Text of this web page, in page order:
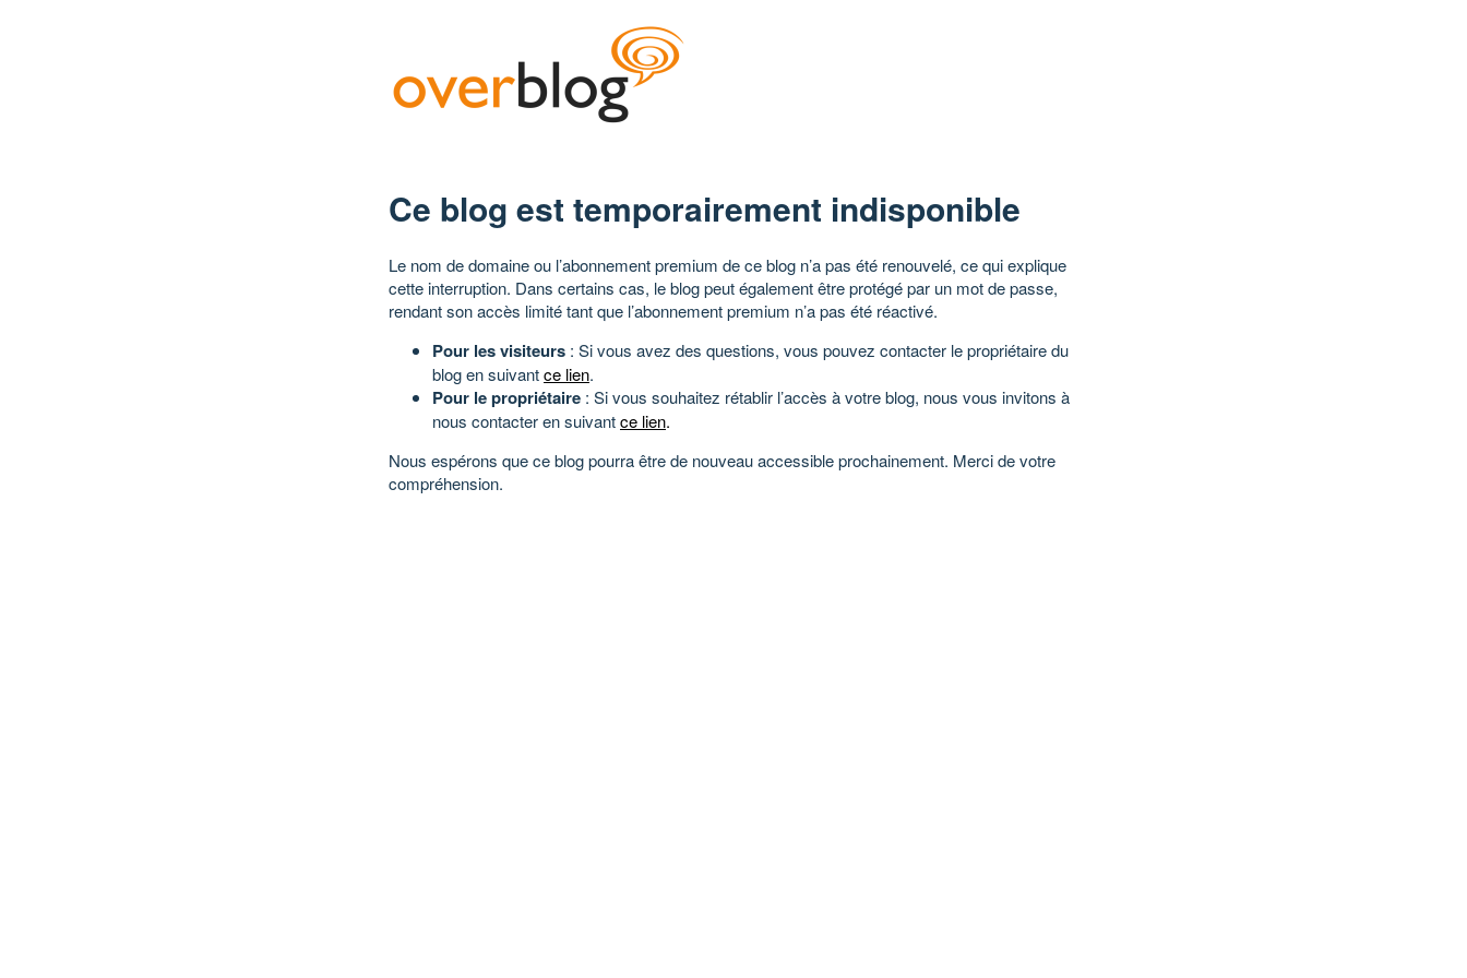
Ce blog est temporairement indisponible
Le nom de domaine ou l’abonnement premium de ce blog n’a pas été renouvelé, ce qui explique
cette interruption. Dans certains cas, le blog peut également être protégé par un mot de passe,
rendant son accès limité tant que l’abonnement premium n’a pas été réactivé.
Pour les visiteurs : Si vous avez des questions, vous pouvez contacter le propriétaire du
blog en suivantce lien.
Pour le propriétaire : Si vous souhaitez rétablir l’accès à votre blog, nous vous invitons à
nous contacter en suivantce lien.
Nous espérons que ce blog pourra être de nouveau accessible prochainement. Merci de votre
compréhension.